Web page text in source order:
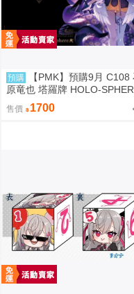
預購
【PMK】預購9月 C108
原竜也 塔羅牌 HOLO-
ol.04 Hololive
售價 1700